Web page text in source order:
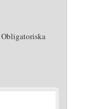
Obligatoriska